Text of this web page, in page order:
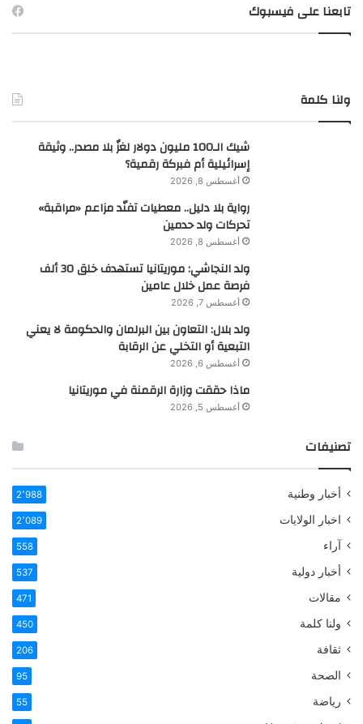
تابعنا على فيسبوك
ولنا كلمة
شيك الـ100 مليون دولار لغزٌ بلا مصدر.. وثيقة
إسرائيلية أم فبركة رقمية؟
أغسطس 8, 2026
رواية بلا دليل.. معطيات تفنّد مزاعم «مراقبة»
تحركات ولد حدمين
أغسطس 8, 2026
ولد النجاشي: موريتانيا تستهدف خلق 30 ألف
فرصة عمل خلال عامين
أغسطس 7, 2026
ولد بلال: التعاون بين البرلمان والحكومة لا يعني
التبعية أو التخلي عن الرقابة
أغسطس 6, 2026
ماذا حققت وزارة الرقمنة في موريتانيا
أغسطس 5, 2026
تصنيفات
أخبار وطنية 2٬988
اخبار الولايات 2٬089
آراء 558
أخبار دولية 537
مقالات 471
ولنا كلمة 450
ثقافة 206
الصحة 95
رياضة 55